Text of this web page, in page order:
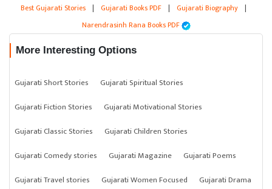
Best Gujarati Stories | Gujarati Books PDF | Gujarati Biography |
Narendrasinh Rana Books PDF
More Interesting Options
Gujarati Short Stories
Gujarati Spiritual Stories
Gujarati Fiction Stories
Gujarati Motivational Stories
Gujarati Classic Stories
Gujarati Children Stories
Gujarati Comedy stories
Gujarati Magazine
Gujarati Poems
Gujarati Travel stories
Gujarati Women Focused Gujarati Drama